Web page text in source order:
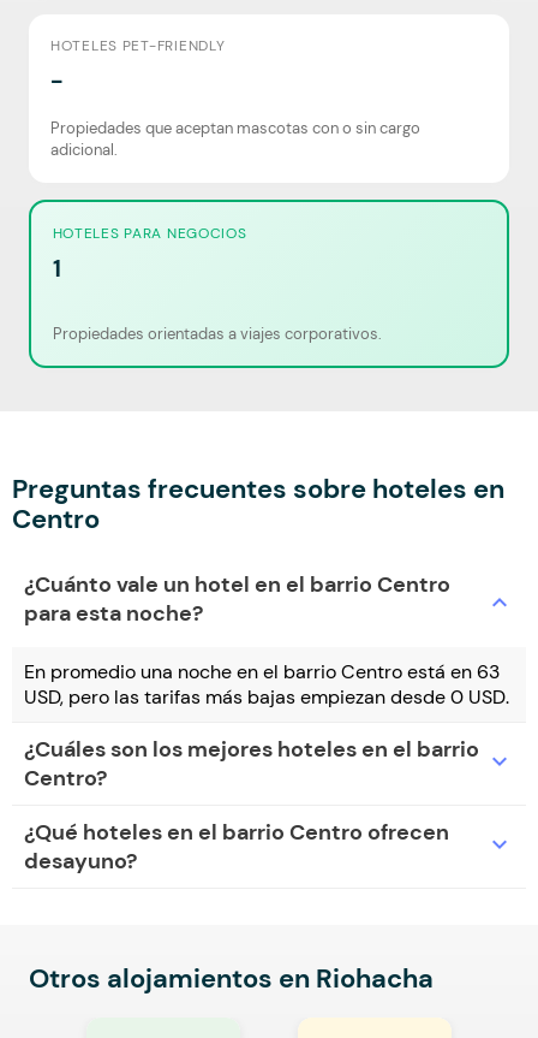
HOTELES PET-FRIENDLY
-
Propiedades que aceptan mascotas con o sin cargo
adicional.
HOTELES PARA NEGOCIOS
1
Propiedades orientadas a viajes corporativos.
Preguntas frecuentes sobre hoteles en
Centro
¿Cuánto vale un hotel en el barrio Centro
para esta noche?
expand_more
En promedio una noche en el barrio Centro está en 63
USD, pero las tarifas más bajas empiezan desde 0 USD.
¿Cuáles son los mejores hoteles en el barrio
Centro?
expand_more
¿Qué hoteles en el barrio Centro ofrecen
desayuno?
expand_more
Otros alojamientos en Riohacha